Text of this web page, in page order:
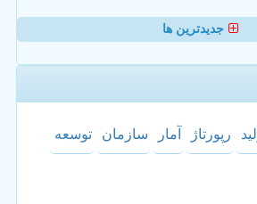
جدیدترین ها
رپورتاژ آمار سازمان توسعه